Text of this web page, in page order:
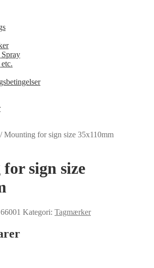
Mounting for sign size 35x110mm
sign size
66001 Kategori: Tagmærker